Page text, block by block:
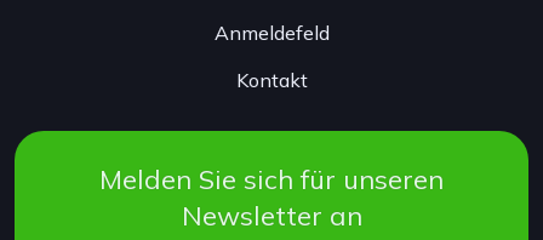
Anmeldefeld
Kontakt
Melden Sie sich für unseren
Newsletter an